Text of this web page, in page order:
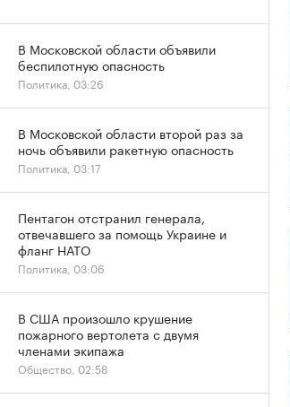
В Московской области объявили
беспилотную опасность
Политика, 03:26
В Московской области второй раз за
ночь объявили ракетную опасность
Политика, 03:17
Пентагон отстранил генерала,
отвечавшего за помощь Украине и
фланг НАТО
Политика, 03:06
В США произошло крушение
пожарного вертолета с двумя
членами экипажа
Общество, 02:58